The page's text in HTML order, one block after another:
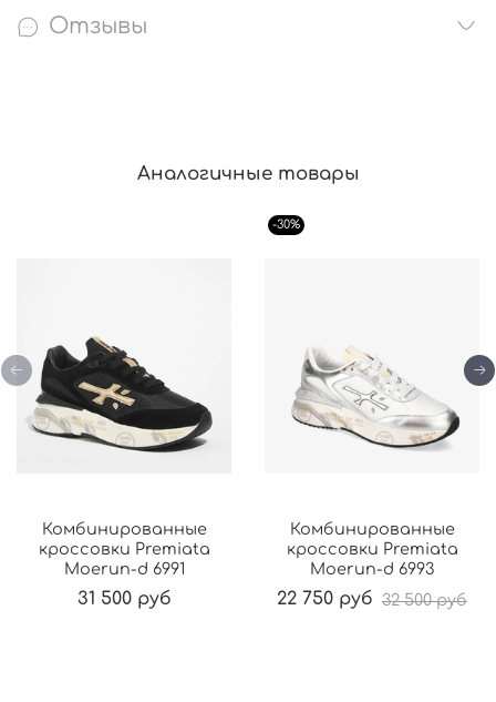
Отзывы
Аналогичные товары
Комбинированные
кроссовки Premiata
Moerun-d 6991
31 500 руб
-30%
Комбинированные
кроссовки Premiata
Moerun-d 6993
22 750 руб 32 500 руб